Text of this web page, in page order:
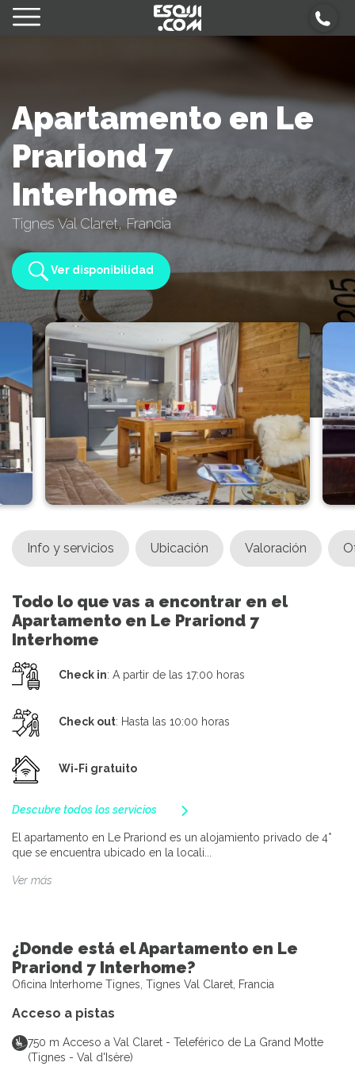
Apartamento en Le
Prariond 7
Interhome
Tignes Val Claret, Francia
Ver disponibilidad
Info y servicios Ubicación Valoración
Todo lo que vas a encontrar en el
Apartamento en Le Prariond 7
Interhome
Check in: A partir de las 17:00 horas
Check out: Hasta las 10:00 horas
Wi-Fi gratuito
Descubre todos los servicios
El apartamento en Le Prariond es un alojamiento privado de 4*
que se encuentra ubicado en la locali...
Ver más
¿Donde está el Apartamento en Le
Prariond 7 Interhome?
Oficina Interhome Tignes, Tignes Val Claret, Francia
Acceso a pistas
750 m Acceso a Val Claret - Teleférico de La Grand Motte
(Tignes - Val d'Isère)